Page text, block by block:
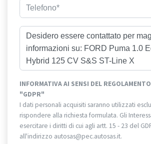
INFORMATIVA AI SENSI DEL
"GDPR"
I dati personali acquisiti saranno utilizzati
rispondere alla richiesta formulata. Gli
esercitare i diritti di cui agli artt. 15 - 23 del
all'indirizzo autosas@pec.autosas.it.